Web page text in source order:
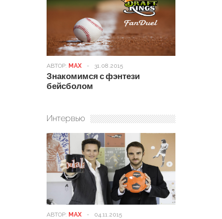
АВТОР: MAX - 31.08.2015
Знакомимся с фэнтези
бейсболом
Интервью
АВТОР: MAX - 04.11.2015